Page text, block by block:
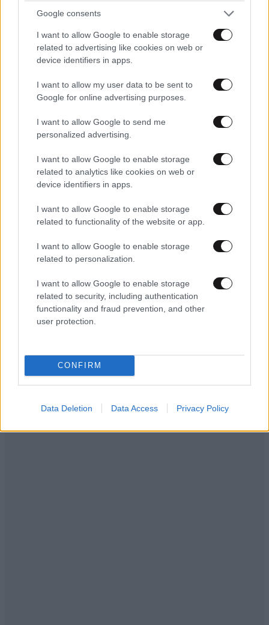
Google consents
I want to allow Google to enable storage
related to advertising like cookies on web or
device identifiers in apps.
I want to allow my user data to be sent to
Google for online advertising purposes.
I want to allow Google to send me
personalized advertising.
I want to allow Google to enable storage
related to analytics like cookies on web or
device identifiers in apps.
I want to allow Google to enable storage
related to functionality of the website or app.
I want to allow Google to enable storage
related to personalization.
I want to allow Google to enable storage
related to security, including authentication
functionality and fraud prevention, and other
user protection.
CONFIRM
Data Deletion Data Access Privacy Policy
Βλαδίμηρος Κυριακίδης: «Δεν πιστεύω στον
Θεό, είναι δημιούργημα του ανθρώπου»